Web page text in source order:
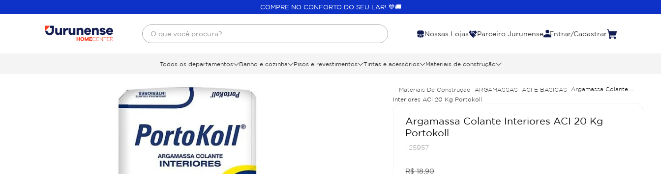
COMPRE NO CONFORTO DO SEU LAR! 💙🚚
O que você procura?
Nossas Lojas Parceiro Jurunense Entrar/Cadastrar
Todos os departamentos Banho e cozinha Pisos e revestimentos Tintas e acessórios Materiais de construção
Materiais De Construção ARGAMASSAS ACI E BASICAS
Argamassa Colante
Interiores ACI 20 Kg Portokoll
Argamassa Colante Interiores ACI 20 Kg
Portokoll
: 25957
R$ 18,90